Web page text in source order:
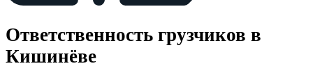
Ответственность грузчиков в
Кишинёве